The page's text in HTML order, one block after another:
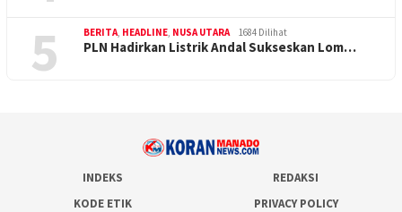
5 BERITA, HEADLINE, NUSA UTARA 1684 Dilihat
PLN Hadirkan Listrik Andal Sukseskan Lom…
INDEKS
REDAKSI
KODE ETIK
PRIVACY POLICY